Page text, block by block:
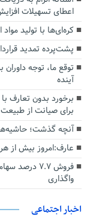
اعطای تسهیلات
کره‌ای‌ها با تولید
پشت‌پرده تمدید
توقع ما، توجه
آینده
برخورد بدون تعارف
برای صیانت از طبیعت
آنچه گذشت؛
عارف:امروز بیش از
فروش ۷.۷
واگذاری
اخبار اجتماعی